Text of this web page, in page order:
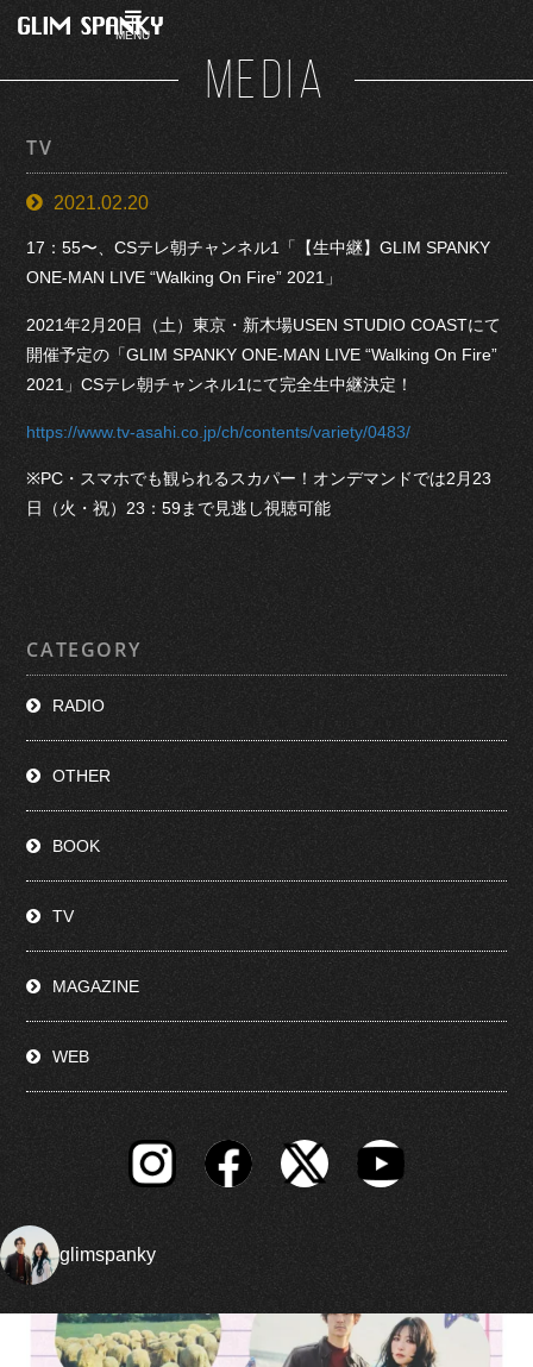
MENU
MEDIA
TV
2021.02.20
17：55〜、CSテレ朝チャンネル1「【生中継】GLIM SPANKY
ONE-MAN LIVE “Walking On Fire” 2021」
2021年2月20日（土）東京・新木場USEN STUDIO COASTにて
開催予定の「GLIM SPANKY ONE-MAN LIVE “Walking On Fire”
2021」CSテレ朝チャンネル1にて完全生中継決定！
https://www.tv-asahi.co.jp/ch/contents/variety/0483/
※PC・スマホでも観られるスカパー！オンデマンドでは2月23
日（火・祝）23：59まで見逃し視聴可能
CATEGORY
RADIO
OTHER
BOOK
TV
MAGAZINE
WEB
glimspanky